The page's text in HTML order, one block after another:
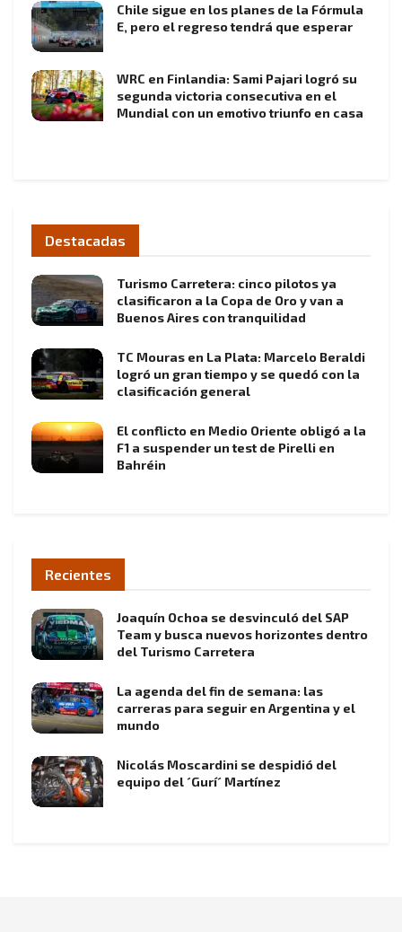
Chile sigue en los planes de la Fórmula
E, pero el regreso tendrá que esperar
WRC en Finlandia: Sami Pajari logró su
segunda victoria consecutiva en el
Mundial con un emotivo triunfo en casa
Destacadas
Turismo Carretera: cinco pilotos ya
clasificaron a la Copa de Oro y van a
Buenos Aires con tranquilidad
TC Mouras en La Plata: Marcelo Beraldi
logró un gran tiempo y se quedó con la
clasificación general
El conflicto en Medio Oriente obligó a la
F1 a suspender un test de Pirelli en
Bahréin
Recientes
Joaquín Ochoa se desvinculó del SAP
Team y busca nuevos horizontes dentro
del Turismo Carretera
La agenda del fin de semana: las
carreras para seguir en Argentina y el
mundo
Nicolás Moscardini se despidió del
equipo del ´Gurí´ Martínez